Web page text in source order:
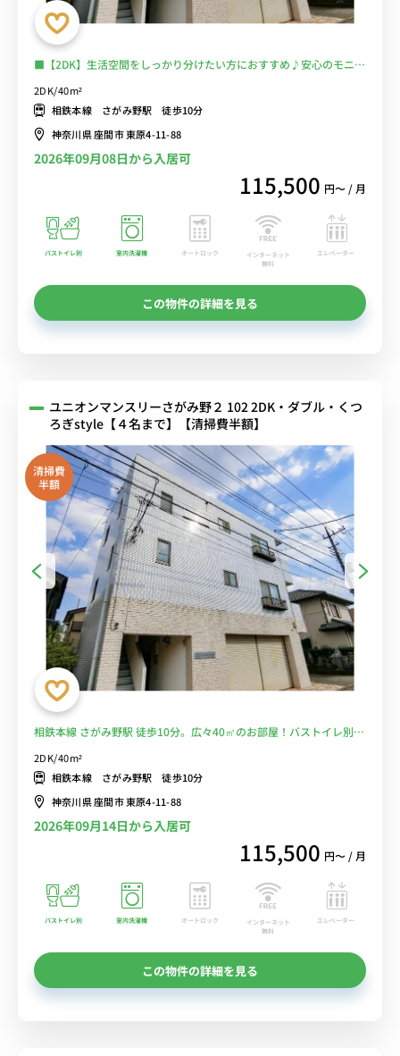
■【2DK】生活空間をしっかり分けたい方におすすめ♪安心のモニタ
しい２口ガスコンロ♪ソファ＆ローテーブル付きでゆったりくつろげ
る♪壁紙もおしゃれ♪相鉄本線利用で横浜・海老名まで乗換なし/■
選べるWi-Fi格安レンタル中！
2DK/40m²
相鉄本線 さがみ野駅 徒歩10分
神奈川県 座間市 東原4-11-88
2026年09月08日から入居可
115,500 円〜 / 月
バストイレ別 室内洗濯機 オートロック
インターネット
無料
エレベーター
この物件の詳細を見る
ユニオンマンスリーさがみ野２ 102 2DK・ダブル・くつ
ろぎstyle【４名まで】【清掃費半額】
清掃費
半額
相鉄本線 さがみ野駅 徒歩10分。広々40㎡のお部屋！バストイレ別・
ダイニングテーブル＆チェア・独立洗面台付き物件■選べるWi-Fi格
安レンタル中！
2DK/40m²
相鉄本線 さがみ野駅 徒歩10分
神奈川県 座間市 東原4-11-88
2026年09月14日から入居可
115,500 円〜 / 月
バストイレ別 室内洗濯機 オートロック
インターネット
無料
エレベーター
この物件の詳細を見る